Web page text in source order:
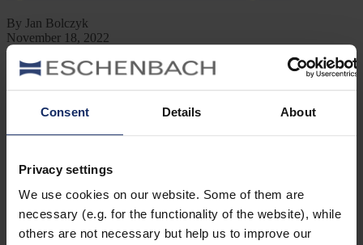
Consent Details About
Privacy settings
We use cookies on our website. Some of them are
necessary (e.g. for the functionality of the website), while
others are not necessary but help us to improve our
By Jan Bolczyk
November 18, 2022
Jetzt lesen
Kategorien
Ausrüstung
Naturwelt
Reisen
Tier des Monats
Vogel der Woche
Vogel des Jahres
Vogelwelt